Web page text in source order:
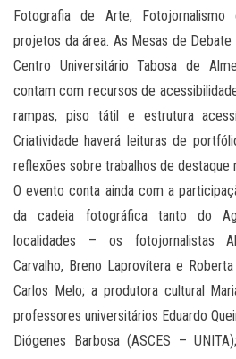
Fotografia de Arte,
projetos da área. As Mesas de
Centro Universitário Tabosa de
contam com recursos de
rampas, piso tátil e estrutura
Criatividade haverá leituras de
reflexões sobre trabalhos de destaque
O evento conta ainda com a
da cadeia fotográfica tanto do
localidades – os fotojornalistas
Carvalho, Breno Laprovítera e
Carlos Melo; a produtora cultural
professores universitários Eduardo
Diógenes Barbosa (ASCES –